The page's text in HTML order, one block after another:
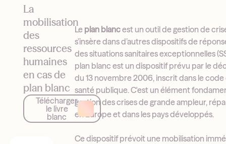
La
mobilisation
des
ressources
humaines
en cas de
plan blanc
Télécharger
le livre
blanc
Le plan blancest un outil de gestion de
s’insère dans d’autres dispositifs de
des situations sanitaires exceptionnelles
plan blanc est un dispositif prévu par le
du 13 novembre 2006, inscrit dans le code
santé publique. C'est un élément
gestion des crises de grande ampleur,
en Europe et dans les pays développés.
Ce dispositif prévoit une mobilisation